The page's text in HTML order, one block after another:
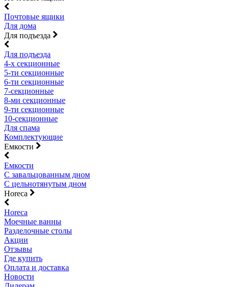
Почтовые ящики
Для дома
Для подъезда
Для подъезда
4-х секционные
5-ти секционные
6-ти секционные
7-секционные
8-ми секционные
9-ти секционные
10-секционные
Для спама
Комплектующие
Емкости
Емкости
С завальцованным дном
С цельнотянутым дном
Horeca
Horeca
Моечные ванны
Разделочные столы
Акции
Отзывы
Где купить
Оплата и доставка
Новости